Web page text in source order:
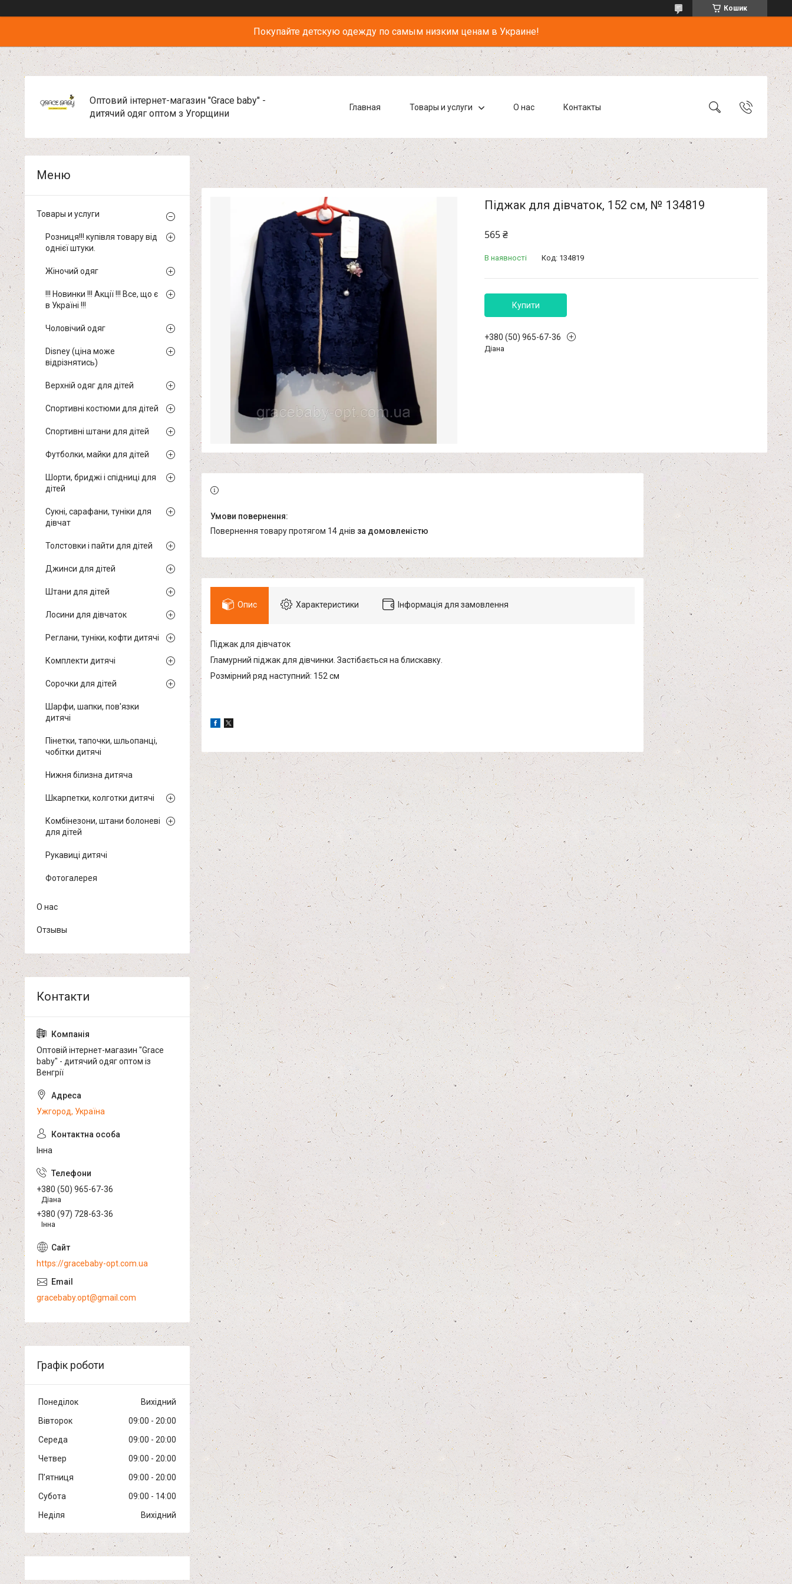
Кошик
Покупайте детскую одежду по самым низким ценам в Украине!
Оптовий інтернет-магазин "Grace baby" -
дитячий одяг оптом з Угорщини
Главная Товары и услуги О нас Контакты
Піджак для дівчаток, 152 см, № 134819
565 ₴
В наявності Код: 134819
Купити
+380 (50) 965-67-36
Діана
повернення товару протягом 14 днів за домовленістю
Опис Характеристики Інформація для замовлення
Піджак для дівчаток
Гламурний піджак для дівчинки. Застібається на блискавку.
Розмірний ряд наступний: 152 см
Товары и услуги
Розниця!!! купівля товару від
однієї штуки.
Жіночий одяг
!!! Новинки !!! Акції !!! Все, що є
в Україні !!!
Чоловічий одяг
Disney (ціна може
відрізнятись)
Верхній одяг для дітей
Спортивні костюми для дітей
Спортивні штани для дітей
Футболки, майки для дітей
Шорти, бриджі і спідниці для
дітей
Сукні, сарафани, туніки для
дівчат
Толстовки і пайти для дітей
Джинси для дітей
Штани для дітей
Лосини для дівчаток
Реглани, туніки, кофти дитячі
Комплекти дитячі
Сорочки для дітей
Шарфи, шапки, пов'язки
дитячі
Пінетки, тапочки, шльопанці,
чобітки дитячі
Нижня білизна дитяча
Шкарпетки, колготки дитячі
Комбінезони, штани болоневі
для дітей
Рукавиці дитячі
Фотогалерея
О нас
Отзывы
Оптовій інтернет-магазин "Grace
baby" - дитячий одяг оптом із
Венгрії
Ужгород, Україна
Інна
+380 (50) 965-67-36
Діана
+380 (97) 728-63-36
Інна
https://gracebaby-opt.com.ua
gracebaby.opt@gmail.com
Графік роботи
Понеділок
Вихідний
Вівторок
09:00
20:00
Середа
09:00
20:00
Четвер
09:00
20:00
Пʼятниця
09:00
20:00
Субота
09:00
14:00
Неділя
Вихідний